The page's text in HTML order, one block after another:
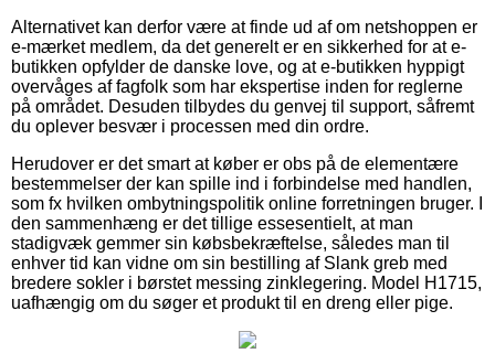
Alternativet kan derfor være at finde ud af om netshoppen er
e-mærket medlem, da det generelt er en sikkerhed for at e-
butikken opfylder de danske love, og at e-butikken hyppigt
overvåges af fagfolk som har ekspertise inden for reglerne
på området. Desuden tilbydes du genvej til support, såfremt
du oplever besvær i processen med din ordre.
Herudover er det smart at køber er obs på de elementære
bestemmelser der kan spille ind i forbindelse med handlen,
som fx hvilken ombytningspolitik online forretningen bruger. I
den sammenhæng er det tillige essesentielt, at man
stadigvæk gemmer sin købsbekræftelse, således man til
enhver tid kan vidne om sin bestilling af Slank greb med
bredere sokler i børstet messing zinklegering. Model H1715,
uafhængig om du søger et produkt til en dreng eller pige.